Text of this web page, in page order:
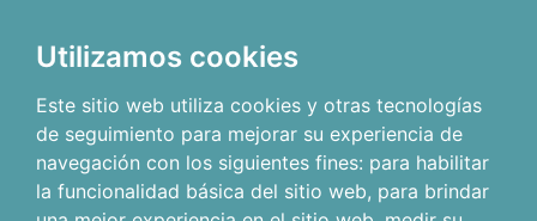
Utilizamos cookies
Este sitio web utiliza cookies y otras tecnologías
de seguimiento para mejorar su experiencia de
navegación con los siguientes fines: para habilitar
la funcionalidad básica del sitio web, para brindar